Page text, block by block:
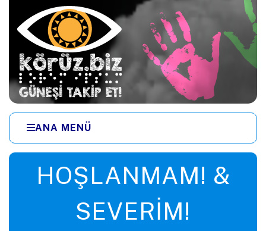
Ana içeriğe zıpla
ANA MENÜ
HOŞLANMAM! &
SEVERIM!
Menüye zıpla